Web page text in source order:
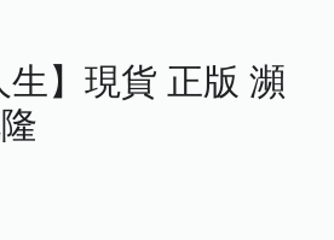
】現貨 正版 瀕